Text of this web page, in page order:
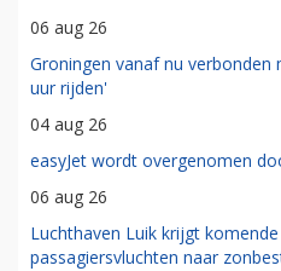
06 aug 26
Groningen vanaf nu verbonden
uur rijden'
04 aug 26
easyJet wordt overgenomen
06 aug 26
Luchthaven Luik krijgt
passagiersvluchten naar